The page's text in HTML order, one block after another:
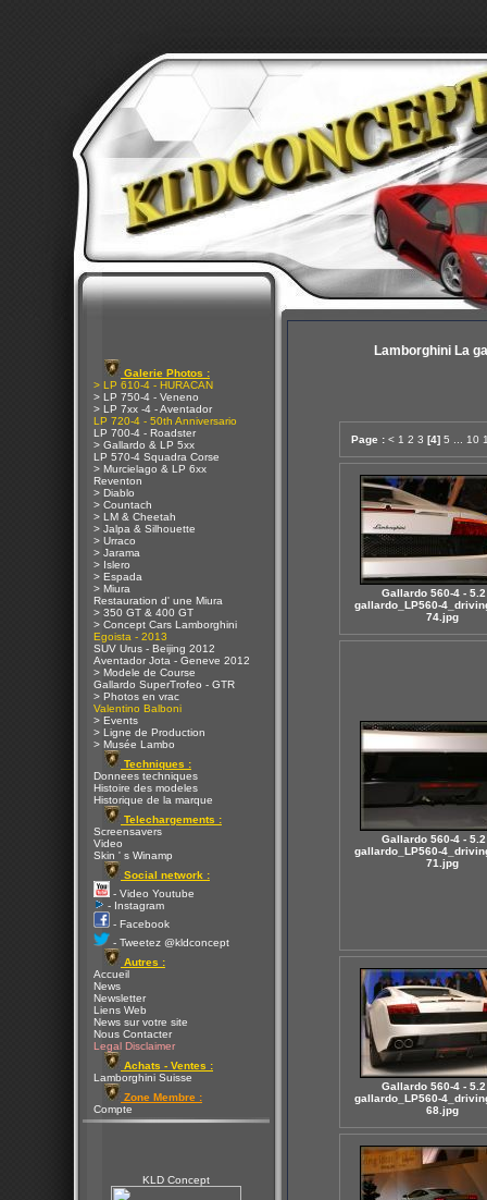
Galerie Photos :
> LP 610-4 - HURACAN
> LP 750-4 - Veneno
> LP 7xx -4 - Aventador
LP 720-4 - 50th Anniversario
LP 700-4 - Roadster
> Gallardo & LP 5xx
LP 570-4 Squadra Corse
> Murcielago & LP 6xx
Reventon
> Diablo
> Countach
> LM & Cheetah
> Jalpa & Silhouette
> Urraco
> Jarama
> Islero
> Espada
> Miura
Restauration d' une Miura
> 350 GT & 400 GT
> Concept Cars Lamborghini
Egoista - 2013
SUV Urus - Beijing 2012
Aventador Jota - Geneve 2012
> Modele de Course
Gallardo SuperTrofeo - GTR
> Photos en vrac
Valentino Balboni
> Events
> Ligne de Production
> Musée Lambo
Techniques :
Donnees techniques
Histoire des modeles
Historique de la marque
Telechargements :
Screensavers
Video
Skin ' s Winamp
Social network :
- Video Youtube
- Instagram
- Facebook
- Tweetez @kldconcept
Autres :
Accueil
News
Newsletter
Liens Web
News sur votre site
Nous Contacter
Legal Disclaimer
Achats - Ventes :
Lamborghini Suisse
Zone Membre :
Compte
KLD Concept
Lamborghini La
Page : < 1 2 3 [4] 5 10
Gallardo 560-4 -
gallardo_LP560-
74.jpg
Gallardo 560-4 -
gallardo_LP560-
71.jpg
Gallardo 560-4 -
gallardo_LP560-
68.jpg